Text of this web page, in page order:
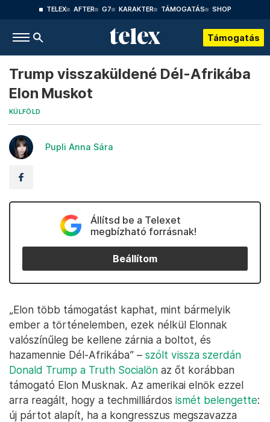
TELEX AFTER G7 KARAKTER TÁMOGATÁS SHOP
Támogatás
Trump visszaküldené Dél-Afrikába
Elon Muskot
KÜLFÖLD
Pupli Anna Sára
Állítsd be a Telexet
megbízható forrásnak!
Beállítom
„Elon több támogatást kaphat, mint bármelyik
ember a történelemben, ezek nélkül Elonnak
valószínűleg be kellene zárnia a boltot, és
hazamennie Dél-Afrikába” – szólt vissza szerdán
Donald Trump a Truth Socialön az őt korábban
támogató Elon Musknak. Az amerikai elnök ezzel
arra reagált, hogy a techmilliárdos ismét belengette:
új pártot alapít, ha a kongresszus megszavazza